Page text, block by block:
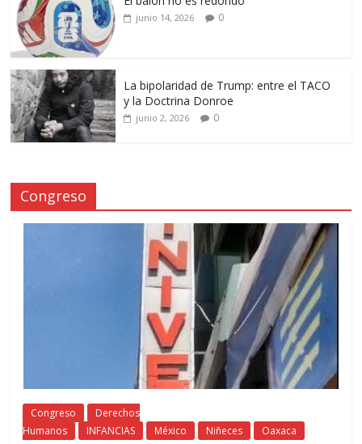
junio 14, 2026 0
La bipolaridad de Trump: entre el TACO
y la Doctrina Donroe
junio 2, 2026 0
Congreso
Congreso
Derechos
Humanos
INFANCIAS México Niñeces Oaxaca